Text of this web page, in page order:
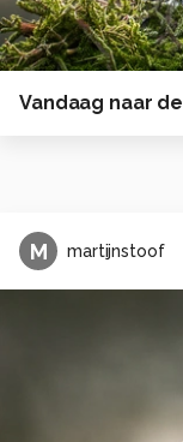
Vandaag naar de
M martijnstoof